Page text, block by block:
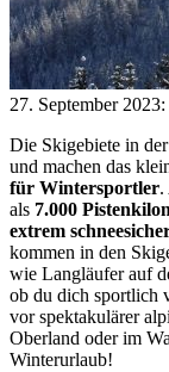
27. September 2023:
Die Skigebiete in
und machen das
für Wintersportler.
als 7.000
extrem
kommen in den
wie Langläufer auf
ob du dich sportlich
vor spektakulärer
Oberland oder im
Winterurlaub!